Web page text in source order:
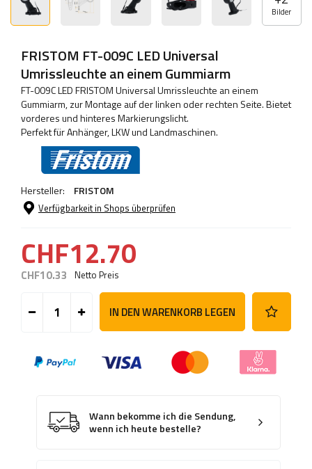
Bilder
FRISTOM FT-009C LED Universal
Umrissleuchte an einem Gummiarm
FT-009C LED FRISTOM Universal Umrissleuchte an einem
Gummiarm, zur Montage auf der linken oder rechten Seite. Bietet
vorderes und hinteres Markierungslicht.
Perfekt für Anhänger, LKW und Landmaschinen.
Hersteller: FRISTOM
Verfügbarkeit in Shops überprüfen
CHF12.70
CHF10.33 Netto Preis
IN DEN WARENKORB LEGEN
Wann bekomme ich die Sendung,
wenn ich heute bestelle?